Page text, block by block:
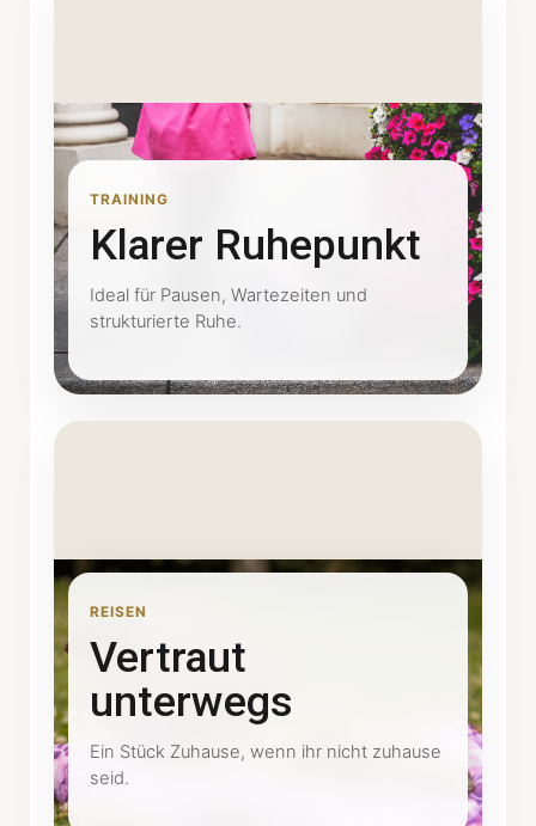
TRAINING
Klarer Ruhepunkt
Ideal für Pausen, Wartezeiten und
strukturierte Ruhe.
REISEN
Vertraut
unterwegs
Ein Stück Zuhause, wenn ihr nicht zuhause
seid.